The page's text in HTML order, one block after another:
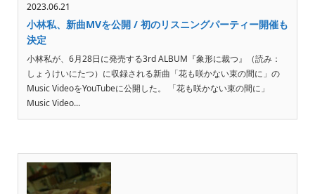
2023.06.21
小林私、新曲MVを公開 / 初のリスニングパーティー開催も
決定
小林私が、6月28日に発売する3rd ALBUM『象形に裁つ』（読み：
しょうけいにたつ）に収録される新曲「花も咲かない束の間に」の
Music VideoをYouTubeに公開した。 「花も咲かない束の間に」
Music Video...